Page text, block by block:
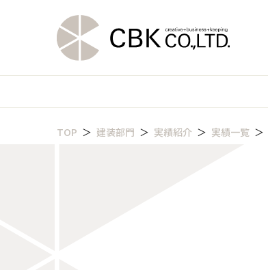
TOP 建装部門 実績紹介 実績一覧